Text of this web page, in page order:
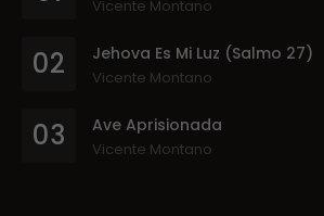
Vicente Montano
02 Jehova Es Mi Luz (Salmo 27)
Vicente Montano
03 Ave Aprisionada
Vicente Montano